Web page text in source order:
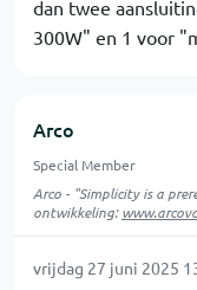
dan twee
300W" en 1 voor
Arco
Special Member
Arco - "Simplicity is a
ontwikkeling:
vrijdag 27 juni 2025